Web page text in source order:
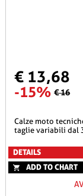
€ 13,68
-15% € 16
calze moto tecniche sportive invernali nere, blu e verdi xtech
taglie variabili dal
DETAILS
ADD TO CHART